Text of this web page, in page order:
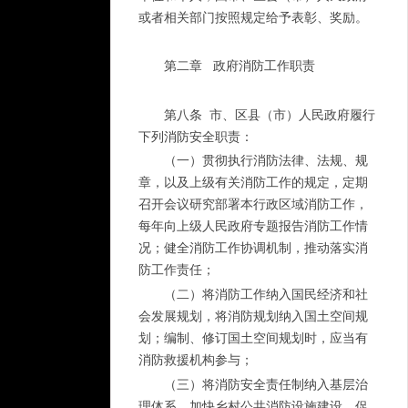
或者相关部门按照规定给予表彰、奖励。
第二章 政府消防工作职责
第八条 市、区县（市）人民政府履行
下列消防安全职责：
（一）贯彻执行消防法律、法规、规
章，以及上级有关消防工作的规定，定期
召开会议研究部署本行政区域消防工作，
每年向上级人民政府专题报告消防工作情
况；健全消防工作协调机制，推动落实消
防工作责任；
（二）将消防工作纳入国民经济和社
会发展规划，将消防规划纳入国土空间规
划；编制、修订国土空间规划时，应当有
消防救援机构参与；
（三）将消防安全责任制纳入基层治